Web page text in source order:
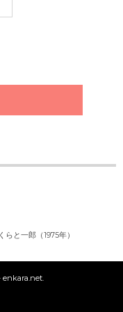
と一郎（1975年）
enkara.net.